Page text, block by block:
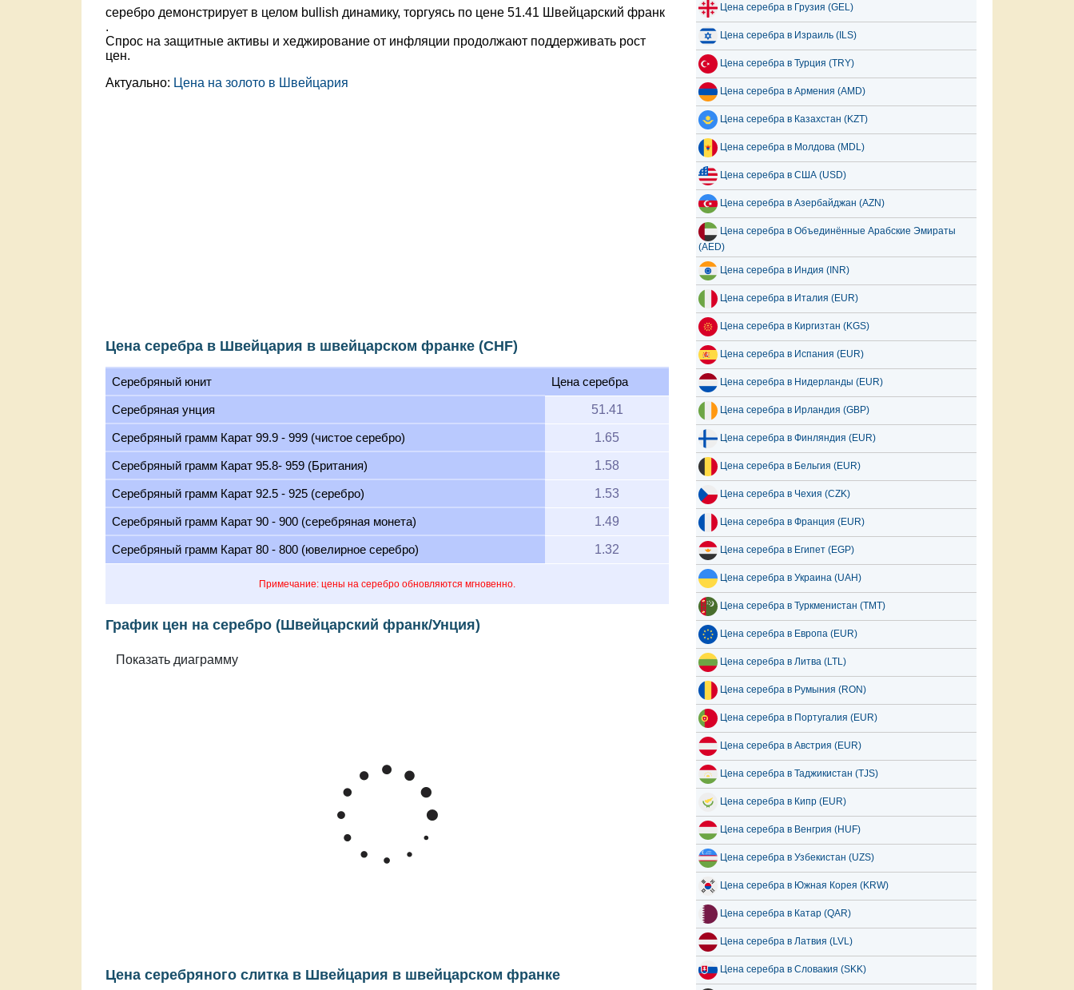
серебро демонстрирует в целом bullish динамику, торгуясь по цене 51.41 Швейцарский франк
.
Спрос на защитные активы и хеджирование от инфляции продолжают поддерживать рост
цен.
Актуально: Цена на золото в Швейцария
Цена серебра в Швейцария в швейцарском франке (CHF)
Серебряный юнит Цена серебра
Примечание: цены на серебро обновляются мгновенно.
Серебряная унция 51.41
Серебряный грамм Карат 99.9 - 999 (чистое серебро) 1.65
Серебряный грамм Карат 95.8- 959 (Британия) 1.58
Серебряный грамм Карат 92.5 - 925 (серебро) 1.53
Серебряный грамм Карат 90 - 900 (серебряная монета) 1.49
Серебряный грамм Карат 80 - 800 (ювелирное серебро) 1.32
График цен на серебро (Швейцарский франк/Унция)
Цена серебряного слитка в Швейцария в швейцарском франке
Цена серебра в Грузия (GEL)
Цена серебра в Израиль (ILS)
Цена серебра в Турция (TRY)
Цена серебра в Армения (AMD)
Цена серебра в Казахстан (KZT)
Цена серебра в Молдова (MDL)
Цена серебра в США (USD)
Цена серебра в Азербайджан (AZN)
Цена серебра в Объединённые Арабские Эмираты
(AED)
Цена серебра в Индия (INR)
Цена серебра в Италия (EUR)
Цена серебра в Киргизтан (KGS)
Цена серебра в Испания (EUR)
Цена серебра в Нидерланды (EUR)
Цена серебра в Ирландия (GBP)
Цена серебра в Финляндия (EUR)
Цена серебра в Бельгия (EUR)
Цена серебра в Чехия (CZK)
Цена серебра в Франция (EUR)
Цена серебра в Египет (EGP)
Цена серебра в Украина (UAH)
Цена серебра в Туркменистан (TMT)
Цена серебра в Европа (EUR)
Цена серебра в Литва (LTL)
Цена серебра в Румыния (RON)
Цена серебра в Португалия (EUR)
Цена серебра в Австрия (EUR)
Цена серебра в Таджикистан (TJS)
Цена серебра в Кипр (EUR)
Цена серебра в Венгрия (HUF)
Цена серебра в Узбекистан (UZS)
Цена серебра в Южная Корея (KRW)
Цена серебра в Катар (QAR)
Цена серебра в Латвия (LVL)
Цена серебра в Словакия (SKK)